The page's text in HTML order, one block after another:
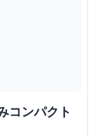
コンパクト